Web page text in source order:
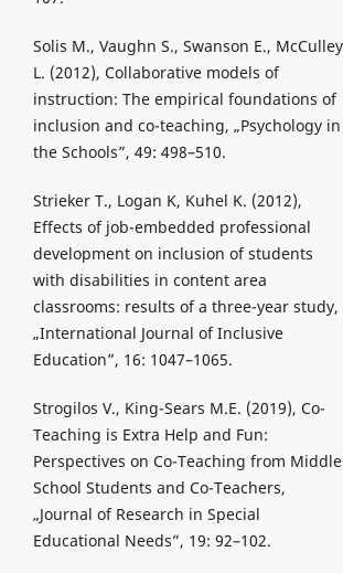
Solis M., Vaughn S., Swanson E., McCulley
L. (2012), Collaborative models of
instruction: The empirical foundations of
inclusion and co-teaching, „Psychology in
the Schools”, 49: 498–510.
Strieker T., Logan K, Kuhel K. (2012),
Effects of job-embedded professional
development on inclusion of students
with disabilities in content area
classrooms: results of a three-year study,
„International Journal of Inclusive
Education”, 16: 1047–1065.
Strogilos V., King-Sears M.E. (2019), Co-
Teaching is Extra Help and Fun:
Perspectives on Co-Teaching from Middle
School Students and Co-Teachers,
„Journal of Research in Special
Educational Needs”, 19: 92–102.